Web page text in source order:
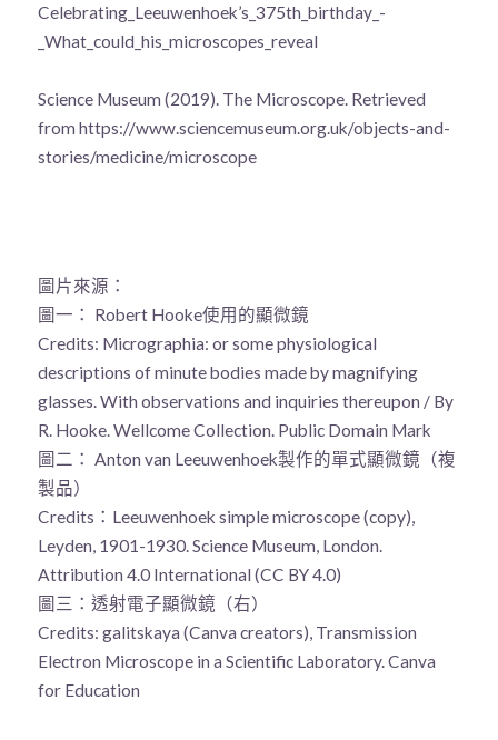
Celebrating_Leeuwenhoek’s_375th_birthday_-
_What_could_his_microscopes_reveal
Science Museum (2019). The Microscope. Retrieved
from https://www.sciencemuseum.org.uk/objects-and-
stories/medicine/microscope
圖片來源：
圖一： Robert Hooke使用的顯微鏡
Credits: Micrographia: or some physiological
descriptions of minute bodies made by magnifying
glasses. With observations and inquiries thereupon / By
R. Hooke.Wellcome Collection. Public Domain Mark
圖二： Anton van Leeuwenhoek製作的單式顯微鏡（複
製品）
Credits：Leeuwenhoek simple microscope (copy),
Leyden, 1901-1930.Science Museum, London.
Attribution 4.0 International (CC BY 4.0)
圖三：透射電子顯微鏡（右）
Credits: galitskaya (Canva creators), Transmission
Electron Microscope in a Scientific Laboratory.Canva
for Education